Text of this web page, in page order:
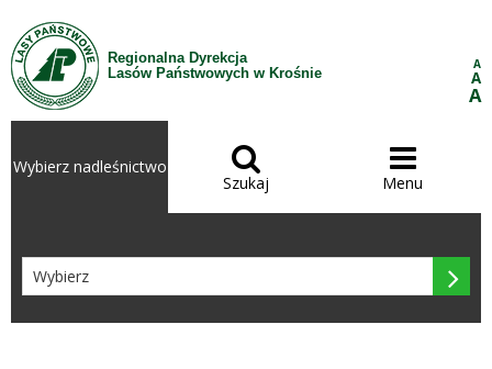
Przejdź do treści
Regionalna Dyrekcja
Lasów Państwowych w Krośnie
A
A
A
Wybierz nadleśnictwo 
Szukaj

Menu
